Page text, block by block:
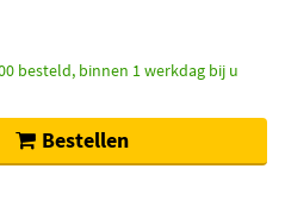
besteld, binnen 1 werkdag bij u
Bestellen